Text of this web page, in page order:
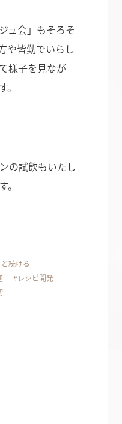
ュ会」もそろそ
や皆勤でいらし
様子を見なが
の試飲もいたし
続ける
レシピ開発